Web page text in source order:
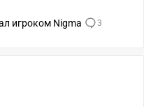
игроком Nigma
3